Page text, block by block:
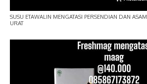
SUSU ETAWALIN MENGATASI PERSENDIAN DAN ASAM
URAT